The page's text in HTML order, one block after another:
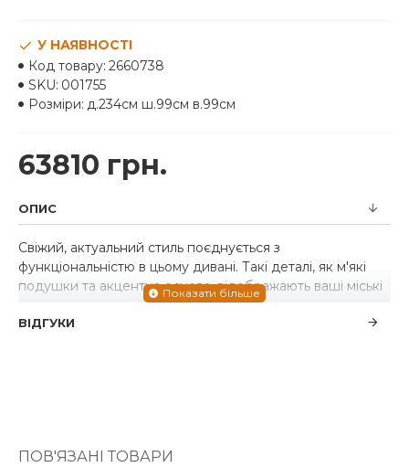
63810 грн.
У НАЯВНОСТІ
Код товару: 2660738
SKU: 001755
Розміри: д.234см ш.99см в.99см
ОПИС
Свіжий, актуальний стиль поєднується з
функціональністю в цьому дивані. Такі деталі, як м'які
подушки та акцентна основа, відображають ваші міські
сучасні смаки, залишаючись універсальними, коли ваш
стиль змінюється. А завдяки м'якій оббивці ваш комфорт
ВІДГУКИ
ПОВ'ЯЗАНІ ТОВАРИ